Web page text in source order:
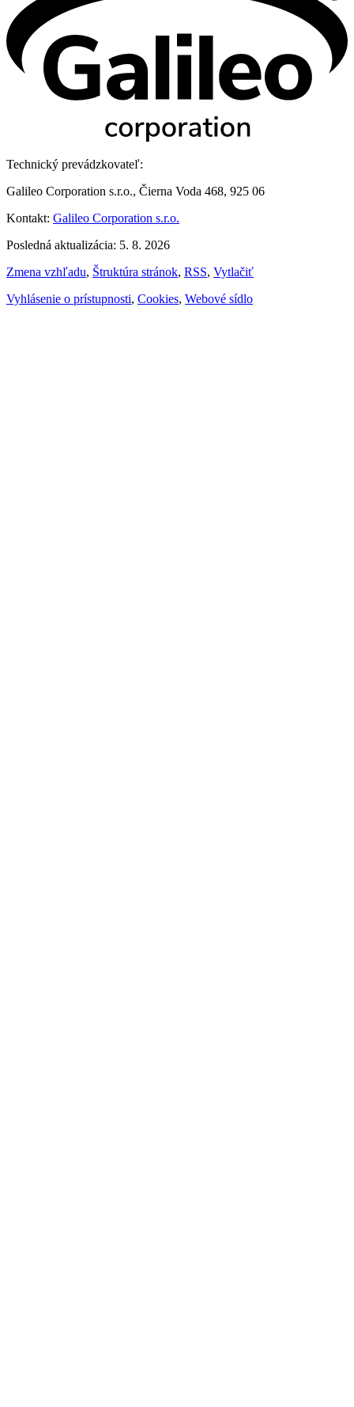
Technický prevádzkovateľ:
Galileo Corporation s.r.o., Čierna Voda 468, 925 06
Kontakt: Galileo Corporation s.r.o.
Posledná aktualizácia: 5. 8. 2026
Zmena vzhľadu, Štruktúra stránok, RSS, Vytlačiť
Vyhlásenie o prístupnosti, Cookies, Webové sídlo